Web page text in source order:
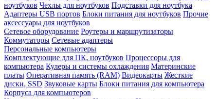
ноутбуков Чехлы для ноутбуков Подставки для ноутбука
Адаптеры USB портов Блоки питания для ноутбуков Прочие
аксессуары для ноутбуков
Сетевое оборудование Роутеры и маршрутизаторы
Коммутаторы Сетевые адаптеры
Персональные компьютеры
Комплектующие для ПК, ноутбуков Процессоры для
компьютера Кулеры и системы охлаждения Материнские
платы Оперативная память (RAM) Видеокарты Жесткие
диски, SSD Звуковые карты Блоки питания для компьютера
Корпуса для компьютеров